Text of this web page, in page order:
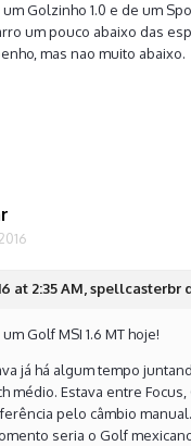
Golzinho 1.0 e de um
um pouco abaixo das
mas nao muito abaixo.
at 2:35 AM, spellcasterbr
Golf MSI 1.6 MT hoje!
já há algum tempo
médio. Estava entre
pelo câmbio
seria o Golf mexicano